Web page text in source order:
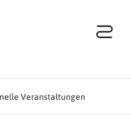
Veranstaltungen